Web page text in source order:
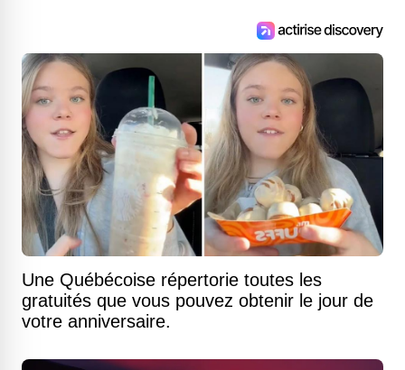
Une Québécoise répertorie toutes les
gratuités que vous pouvez obtenir le jour de
votre anniversaire.